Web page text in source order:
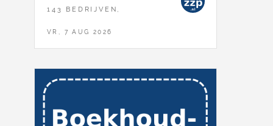
143 BEDRIJVEN,
VR, 7 AUG 2026